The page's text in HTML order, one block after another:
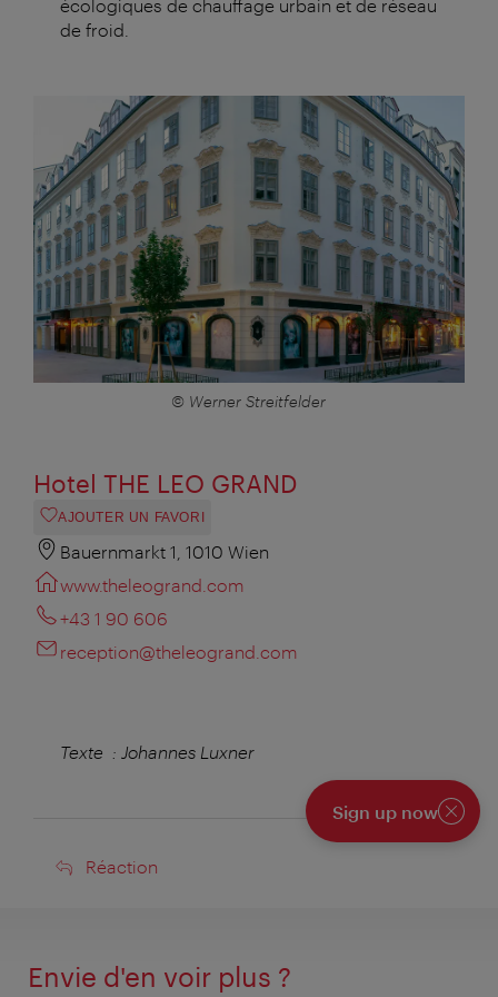
écologiques de chauffage urbain et de réseau
de froid.
© Werner Streitfelder
Hotel THE LEO GRAND
AJOUTER UN FAVORI
Bauernmarkt 1, 1010 Wien
www.theleogrand.com
+43 1 90 606
reception@theleogrand.com
Texte : Johannes Luxner
Réaction
Réaction
Sign up now
Fermer
Envie d'en voir plus ?